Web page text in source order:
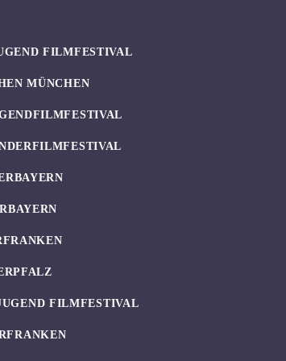
FILMFESTIVAL
MÜNCHEN
FILMFESTIVAL